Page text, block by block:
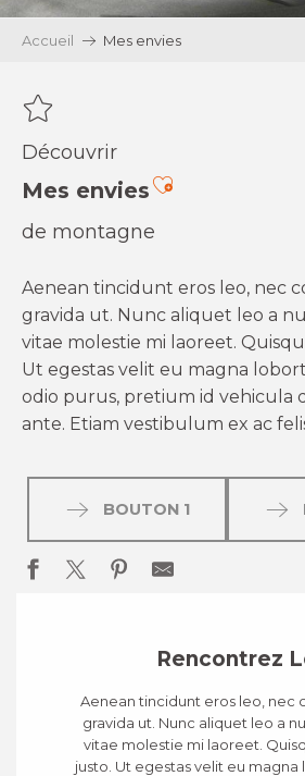
Accueil Mes envies
Découvrir
Mes enviesAjouter
de montagne
Aenean tincidunt eros leo, nec
gravida ut. Nunc aliquet leo a
vitae molestie mi laoreet.
Ut egestas velit eu magna
odio purus, pretium id vehicula
ante. Etiam vestibulum ex ac
BOUTON 1
Rencontrez
Aenean tincidunt eros leo, nec
gravida ut. Nunc aliquet leo a
vitae molestie mi laoreet.
justo. Ut egestas velit eu magna